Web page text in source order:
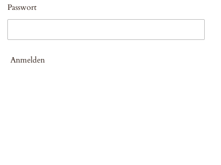
Passwort
Anmelden